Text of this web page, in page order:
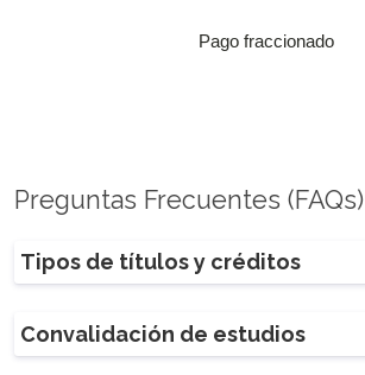
Pago fraccionado
Preguntas Frecuentes (FAQs)
Tipos de títulos y créditos
Convalidación de estudios